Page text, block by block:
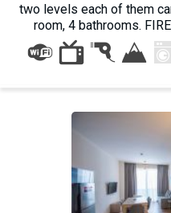
two levels each of them
room, 4 bathrooms.